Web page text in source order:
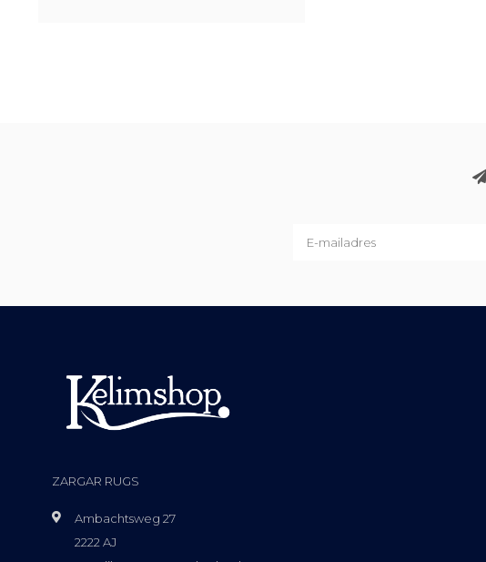
ZARGAR RUGS
Ambachtsweg 27
2222 AJ